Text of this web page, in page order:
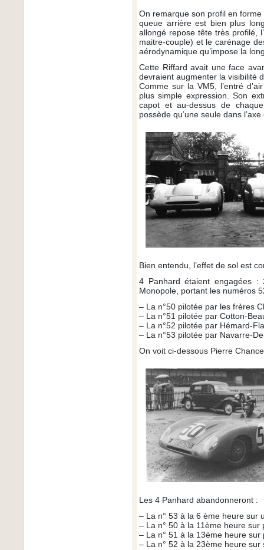
On remarque son profil en
queue arrière est bien plus
allongé repose tête très profilé,
maitre-couple) et le carénage
aérodynamique qu’impose la
Cette Riffard avait une face
devraient augmenter la visibilité
Comme sur la VM5, l’entré
plus simple expression. Son
capot et au-dessus de
possède qu’une seule dans
Bien entendu, l’effet de sol est
4 Panhard étaient engagées
Monopole, portant les numéros
– La n°50 pilotée par les frères
– La n°51 pilotée par Cotton-
– La n°52 pilotée par Hémard-
– La n°53 pilotée par Navarre-
On voit ci-dessous Pierre
Les 4 Panhard abandonneront :
– La n° 53 à la 6 ème heure sur
– La n° 50 à la 11ème heure sur
– La n° 51 à la 13ème heure
– La n° 52 à la 23ème heure sur